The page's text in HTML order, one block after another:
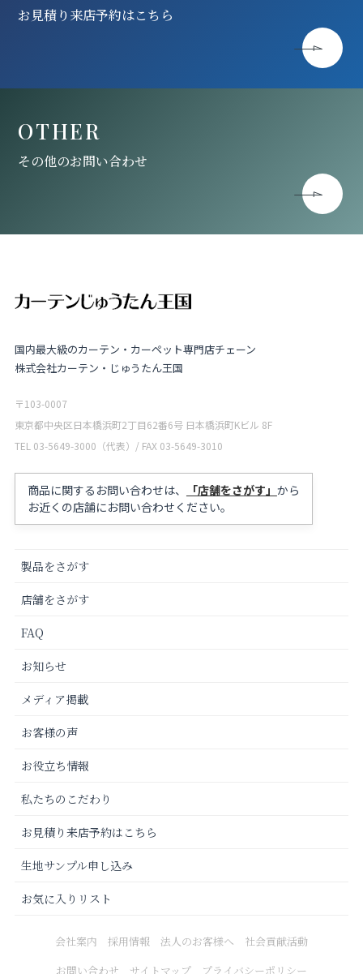
お見積り来店予約はこちら
OTHER
その他のお問い合わせ
国内最大級のカーテン・カーペット専門店チェーン
株式会社カーテン・じゅうたん王国
〒103-0007
東京都中央区日本橋浜町2丁目62番6号 日本橋浜町Kビル 8F
TEL 03-5649-3000（代表）/ FAX 03-5649-3010
商品に関するお問い合わせは、 「店舗をさがす」 から
お近くの店舗にお問い合わせください。
製品をさがす
店舗をさがす
FAQ
お知らせ
メディア掲載
お客様の声
お役立ち情報
私たちのこだわり
お見積り来店予約はこちら
生地サンプル申し込み
お気に入りリスト
会社案内 採用情報 法人のお客様へ
社会貢献活動
お問い合わせ
サイトマップ プライバシーポリシー